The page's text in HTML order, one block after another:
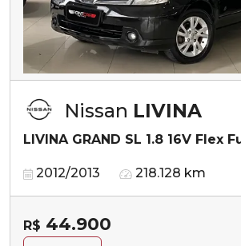
Nissan LIVINA
LIVINA GRAND SL 1.8 16V Flex
2012/2013 218.128 km
R$ 44.900